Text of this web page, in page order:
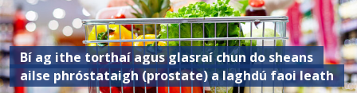
Bí ag ithe torthaí agus glasraí chun do sheans
ailse phróstataigh (prostate) a laghdú faoi leath